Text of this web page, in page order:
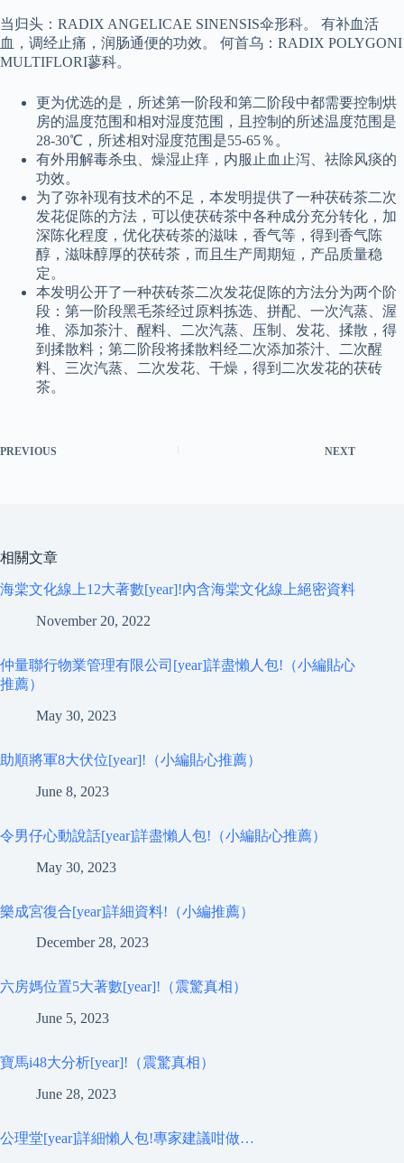
当归头：RADIX ANGELICAE SINENSIS伞形科。 有补血活
血，调经止痛，润肠通便的功效。 何首乌：RADIX POLYGONI
MULTIFLORI蓼科。
更为优选的是，所述第一阶段和第二阶段中都需要控制烘
房的温度范围和相对湿度范围，且控制的所述温度范围是
28-30℃，所述相对湿度范围是55-65％。
有外用解毒杀虫、燥湿止痒，内服止血止泻、祛除风痰的
功效。
为了弥补现有技术的不足，本发明提供了一种茯砖茶二次
发花促陈的方法，可以使茯砖茶中各种成分充分转化，加
深陈化程度，优化茯砖茶的滋味，香气等，得到香气陈
醇，滋味醇厚的茯砖茶，而且生产周期短，产品质量稳
定。
本发明公开了一种茯砖茶二次发花促陈的方法分为两个阶
段：第一阶段黑毛茶经过原料拣选、拼配、一次汽蒸、渥
堆、添加茶汁、醒料、二次汽蒸、压制、发花、揉散，得
到揉散料；第二阶段将揉散料经二次添加茶汁、二次醒
料、三次汽蒸、二次发花、干燥，得到二次发花的茯砖
茶。
PREVIOUS NEXT
相關文章
海棠文化線上12大著數[year]!內含海棠文化線上絕密資料
November 20, 2022
仲量聯行物業管理有限公司[year]詳盡懶人包!（小編貼心
推薦）
May 30, 2023
助順將軍8大伏位[year]!（小編貼心推薦）
June 8, 2023
令男仔心動說話[year]詳盡懶人包!（小編貼心推薦）
May 30, 2023
樂成宮復合[year]詳細資料!（小編推薦）
December 28, 2023
六房媽位置5大著數[year]!（震驚真相）
June 5, 2023
寶馬i48大分析[year]!（震驚真相）
June 28, 2023
公理堂[year]詳細懶人包!專家建議咁做…